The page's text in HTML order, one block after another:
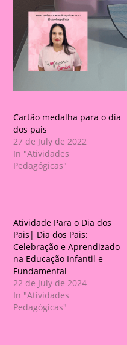
Cartão medalha para o dia
dos pais
27 de July de 2022
In "Atividades
Pedagógicas"
Atividade Para o Dia dos
Pais| Dia dos Pais:
Celebração e Aprendizado
na Educação Infantil e
Fundamental
22 de July de 2024
In "Atividades
Pedagógicas"